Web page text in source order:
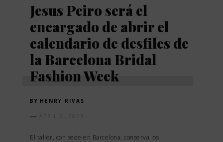
Jesus Peiro será el
encargado de abrir el
calendario de desfiles de
la Barcelona Bridal
Fashion Week
BY HENRY RIVAS
ABRIL 2, 2023
El taller, con sede en Barcelona, conserva los